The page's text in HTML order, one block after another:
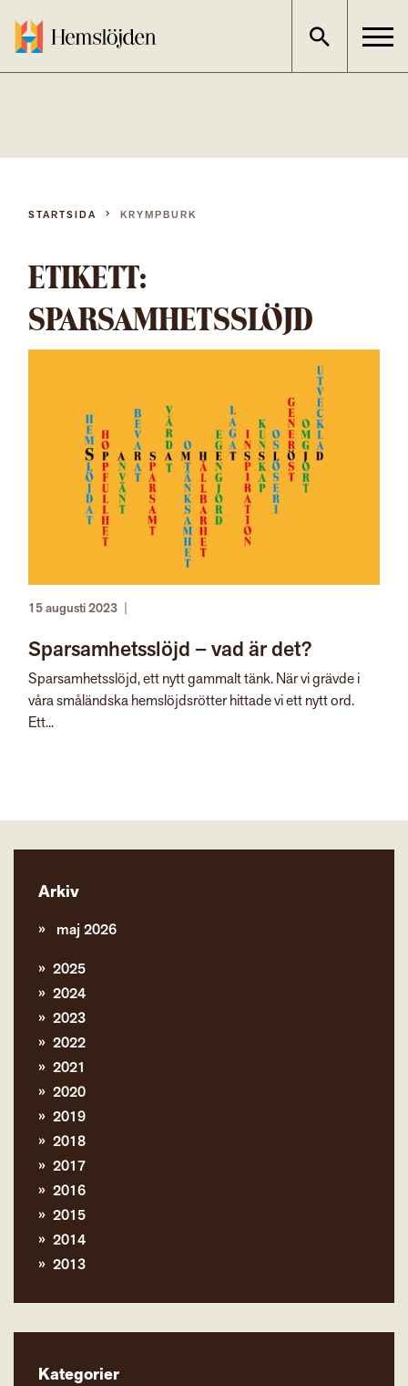
innehållet
STARTSIDA KRYMPBURK
ETIKETT:
SPARSAMHETSSLÖJD
15 augusti 2023
Sparsamhetsslöjd – vad är det?
Sparsamhetsslöjd, ett nytt gammalt tänk. När vi grävde i
våra småländska hemslöjdsrötter hittade vi ett nytt ord.
Ett...
Arkiv
maj 2026
2025
2024
2023
2022
2021
2020
2019
2018
2017
2016
2015
2014
2013
Kategorier